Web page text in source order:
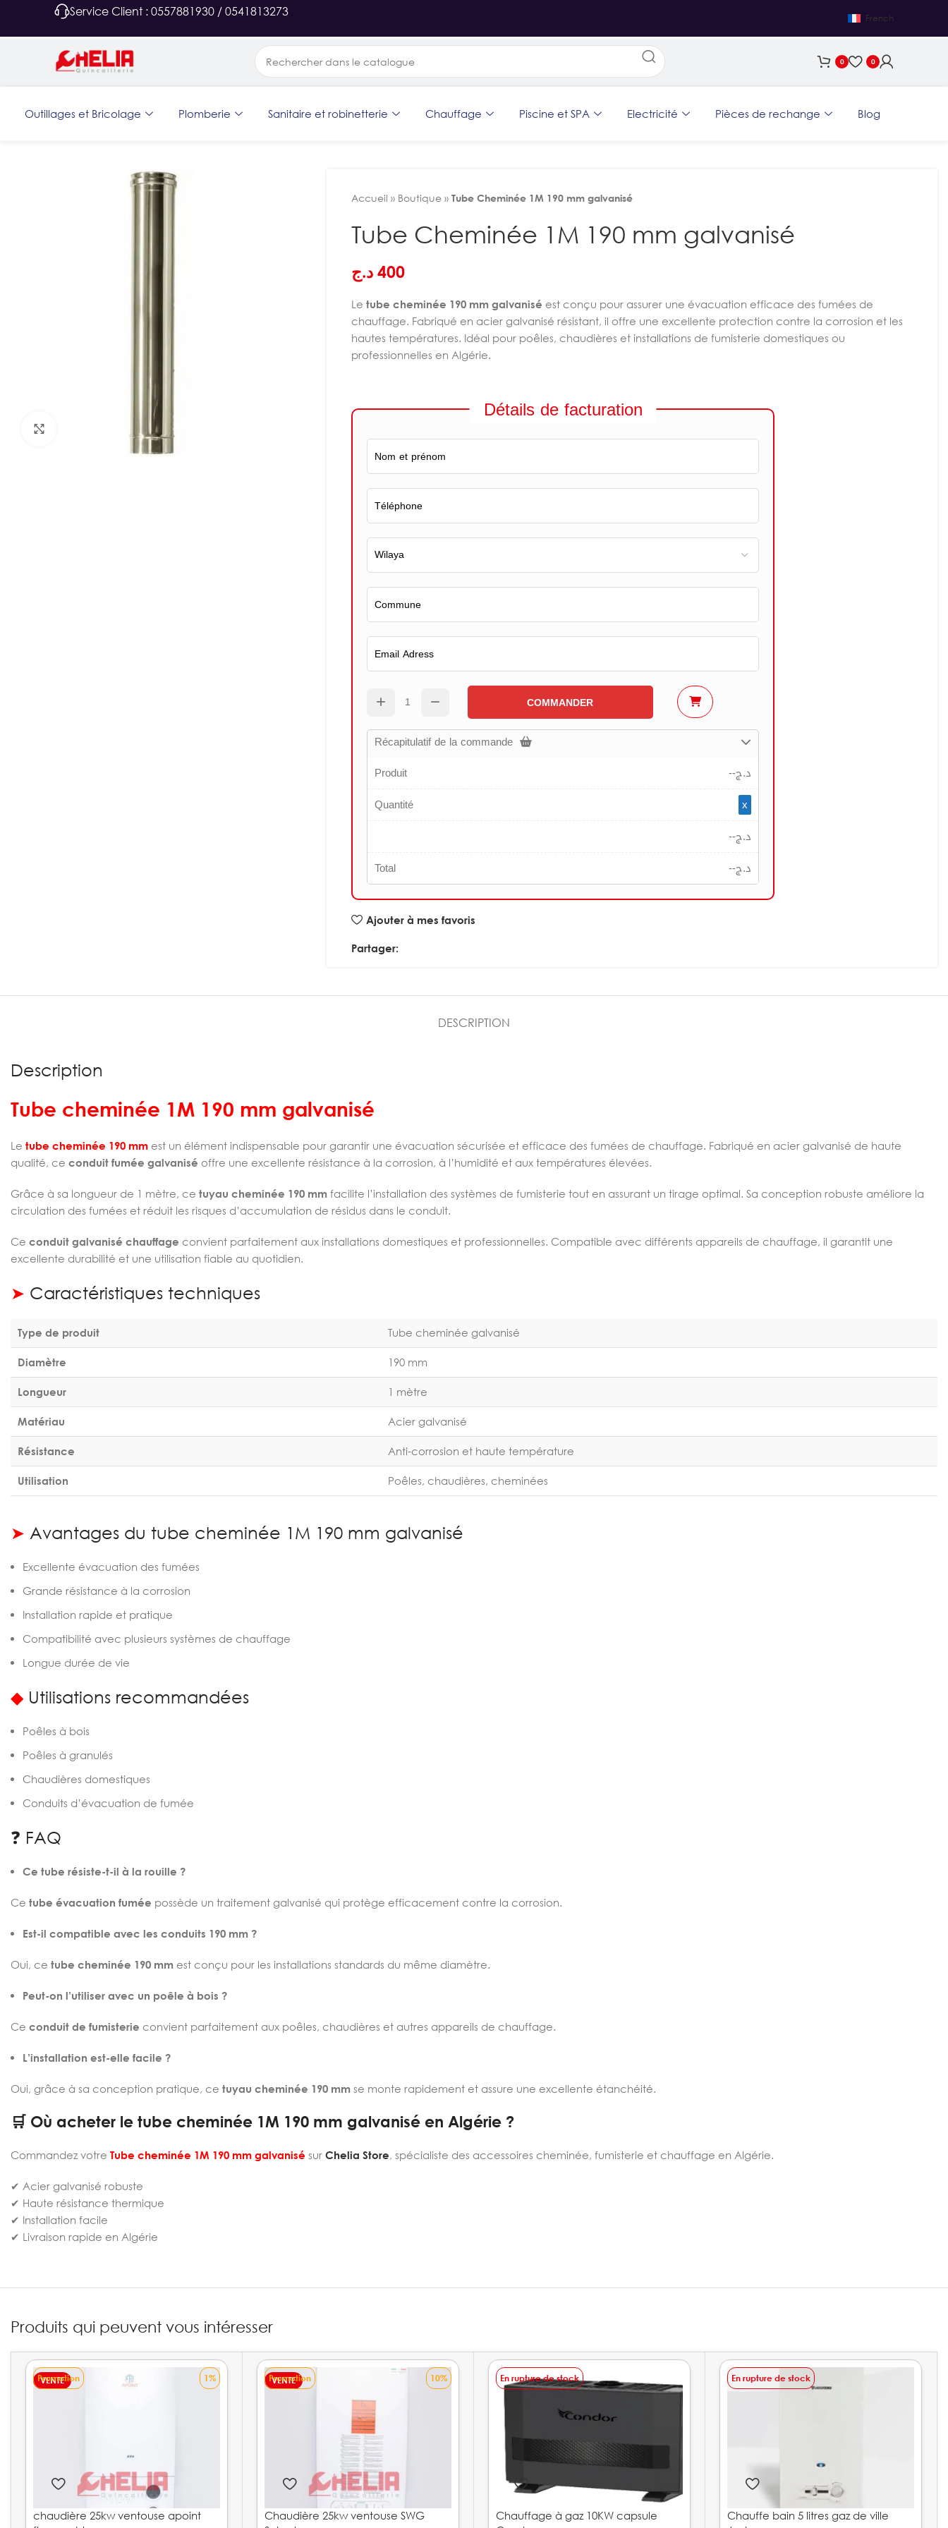
Service Client : 0557881930 / 0541813273 French
0 0
Outillages et Bricolage Plomberie Sanitaire et robinetterie Chauffage Piscine et SPA Electricité Pièces de rechange Blog
Accueil » Boutique » Tube Cheminée 1M 190 mm galvanisé
Tube Cheminée 1M 190 mm galvanisé
400 د.ج
Le tube cheminée 190 mm galvanisé est conçu pour assurer une évacuation efficace des fumées de
chauffage. Fabriqué en acier galvanisé résistant, il offre une excellente protection contre la corrosion et les
hautes températures. Idéal pour poêles, chaudières et installations de fumisterie domestiques ou
professionnelles en Algérie.
Détails de facturation
COMMANDER
Récapitulatif de la commande
Produit
--د.ج
Quantité
x
--د.ج
Total
--د.ج
Ajouter à mes favoris
Partager:
DESCRIPTION
Description
Tube cheminée 1M 190 mm galvanisé
Le tube cheminée 190 mm est un élément indispensable pour garantir une évacuation sécurisée et efficace des fumées de chauffage. Fabriqué en acier galvanisé de haute
qualité, ce conduit fumée galvanisé offre une excellente résistance à la corrosion, à l’humidité et aux températures élevées.
Grâce à sa longueur de 1 mètre, ce tuyau cheminée 190 mm facilite l’installation des systèmes de fumisterie tout en assurant un tirage optimal. Sa conception robuste améliore la
circulation des fumées et réduit les risques d’accumulation de résidus dans le conduit.
Ce conduit galvanisé chauffage convient parfaitement aux installations domestiques et professionnelles. Compatible avec différents appareils de chauffage, il garantit une
excellente durabilité et une utilisation fiable au quotidien.
➤ Caractéristiques techniques
Type de produit Tube cheminée galvanisé
Diamètre 190 mm
Longueur 1 mètre
Matériau Acier galvanisé
Résistance Anti-corrosion et haute température
Utilisation Poêles, chaudières, cheminées
➤ Avantages du tube cheminée 1M 190 mm galvanisé
Excellente évacuation des fumées
Grande résistance à la corrosion
Installation rapide et pratique
Compatibilité avec plusieurs systèmes de chauffage
Longue durée de vie
◆Utilisations recommandées
Poêles à bois
Poêles à granulés
Chaudières domestiques
Conduits d’évacuation de fumée
❓ FAQ
Ce tube résiste-t-il à la rouille ?
Ce tube évacuation fumée possède un traitement galvanisé qui protège efficacement contre la corrosion.
Est-il compatible avec les conduits 190 mm ?
Oui, ce tube cheminée 190 mm est conçu pour les installations standards du même diamètre.
Peut-on l’utiliser avec un poêle à bois ?
Ce conduit de fumisterie convient parfaitement aux poêles, chaudières et autres appareils de chauffage.
L’installation est-elle facile ?
Oui, grâce à sa conception pratique, ce tuyau cheminée 190 mm se monte rapidement et assure une excellente étanchéité.
🛒 Où acheter le tube cheminée 1M 190 mm galvanisé en Algérie ?
Commandez votre Tube cheminée 1M 190 mm galvanisé sur Chelia Store, spécialiste des accessoires cheminée, fumisterie et chauffage en Algérie.
✔ Acier galvanisé robuste
✔ Haute résistance thermique
✔ Installation facile
✔ Livraison rapide en Algérie
Produits qui peuvent vous intéresser
Promotion 1%
VENTE
chaudière 25kw ventouse apoint
Promotion 10%
VENTE
Chaudière 25kw ventouse SWG
En rupture de stock
Chauffage à gaz 10KW capsule
En rupture de stock
Chauffe bain 5 litres gaz de ville